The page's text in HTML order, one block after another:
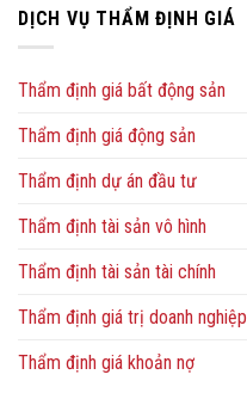
DỊCH VỤ THẨM ĐỊNH GIÁ
Thẩm định giá bất động sản
Thẩm định giá động sản
Thẩm định dự án đầu tư
Thẩm định tài sản vô hình
Thẩm định tài sản tài chính
Thẩm định giá trị doanh nghiệp
Thẩm định giá khoản nợ